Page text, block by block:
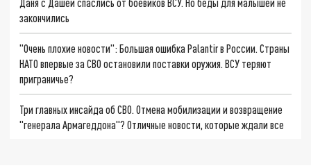
закончились
"Очень плохие новости": Большая ошибка Palantir в России. Страны
НАТО впервые за СВО остановили поставки оружия. ВСУ теряют
приграничье?
Три главных инсайда об СВО. Отмена мобилизации и возвращение
"генерала Армагеддона"? Отличные новости, которые ждали все